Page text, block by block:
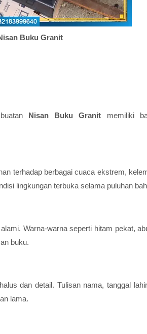
Buku Granit
Nisan Buku Granit memiliki
terhadap berbagai cuaca ekstrem,
lingkungan terbuka selama puluhan
Warna-warna seperti hitam pekat,
buku.
dan detail. Tulisan nama, tanggal
lama.